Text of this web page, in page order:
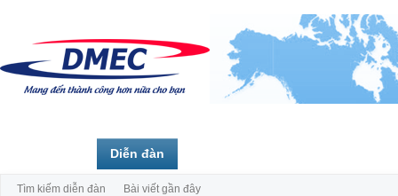
Diễn đàn
Tìm kiếm diễn đàn Bài viết gần đây